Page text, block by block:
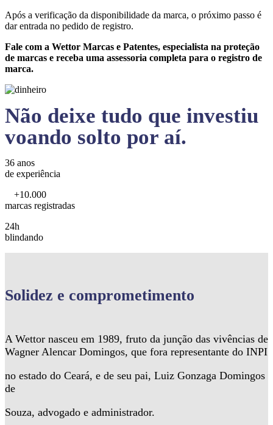
Após a verificação da disponibilidade da marca, o próximo passo é
dar entrada no pedido de registro.
Fale com a Wettor Marcas e Patentes, especialista na proteção
de marcas e receba uma assessoria completa para o registro de
marca.
Não deixe tudo que investiu
voando solto por aí.
36 anos
de experiência
+10.000
marcas registradas
24h
blindando
Solidez e comprometimento
A Wettor nasceu em 1989, fruto da junção das vivências de
Wagner Alencar Domingos, que fora representante do INPI
no estado do Ceará, e de seu pai, Luiz Gonzaga Domingos
de
Souza, advogado e administrador.